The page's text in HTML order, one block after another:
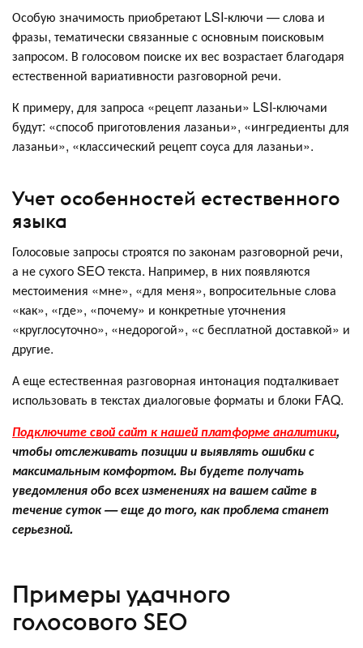
Особую значимость приобретают LSI-ключи — слова и
фразы, тематически связанные с основным поисковым
запросом. В голосовом поиске их вес возрастает благодаря
естественной вариативности разговорной речи.
К примеру, для запроса «рецепт лазаньи» LSI-ключами
будут: «способ приготовления лазаньи», «ингредиенты для
лазаньи», «классический рецепт соуса для лазаньи».
Учет особенностей естественного
языка
Голосовые запросы строятся по законам разговорной речи,
а не сухого SEO текста. Например, в них появляются
местоимения «мне», «для меня», вопросительные слова
«как», «где», «почему» и конкретные уточнения
«круглосуточно», «недорогой», «с бесплатной доставкой» и
другие.
А еще естественная разговорная интонация подталкивает
использовать в текстах диалоговые форматы и блоки FAQ.
Подключите свой сайт к нашей платформе аналитики,
чтобы отслеживать позиции и выявлять ошибки с
максимальным комфортом. Вы будете получать
уведомления обо всех изменениях на вашем сайте в
течение суток — еще до того, как проблема станет
серьезной.
Примеры удачного
голосового SEO